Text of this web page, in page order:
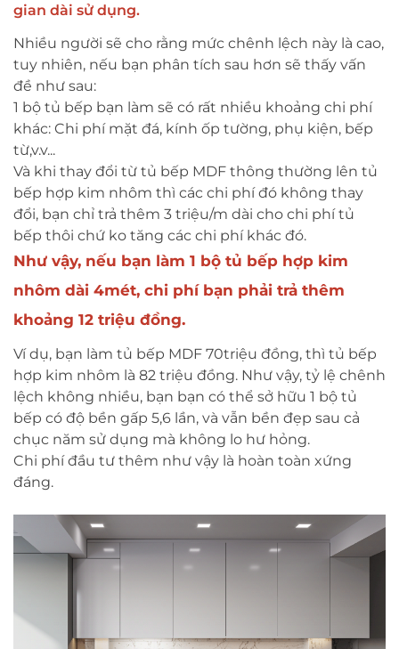
gian dài sử dụng.
Nhiều người sẽ cho rằng mức chênh lệch này là cao,
tuy nhiên, nếu bạn phân tích sau hơn sẽ thấy vấn
đề như sau:
1 bộ tủ bếp bạn làm sẽ có rất nhiều khoảng chi phí
khác: Chi phí mặt đá, kính ốp tường, phụ kiện, bếp
từ,v.v...
Và khi thay đổi từ tủ bếp MDF thông thường lên tủ
bếp hợp kim nhôm thì các chi phí đó không thay
đổi, bạn chỉ trả thêm 3 triệu/m dài cho chi phí tủ
bếp thôi chứ ko tăng các chi phí khác đó.
Như vậy, nếu bạn làm 1 bộ tủ bếp hợp kim
nhôm dài 4mét, chi phí bạn phải trả thêm
khoảng 12 triệu đồng.
Ví dụ, bạn làm tủ bếp MDF 70triệu đồng, thì tủ bếp
hợp kim nhôm là 82 triệu đồng. Như vậy, tỷ lệ chênh
lệch không nhiều, bạn bạn có thể sở hữu 1 bộ tủ
bếp có độ bền gấp 5,6 lần, và vẫn bền đẹp sau cả
chục năm sử dụng mà không lo hư hỏng.
Chi phí đầu tư thêm như vậy là hoàn toàn xứng
đáng.